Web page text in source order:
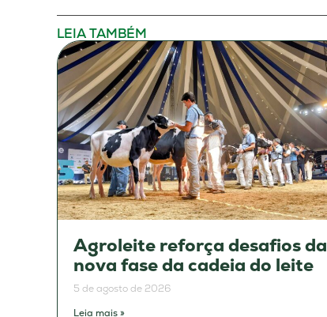
LEIA TAMBÉM
Agroleite reforça desafios da
nova fase da cadeia do leite
5 de agosto de 2026
Leia mais »